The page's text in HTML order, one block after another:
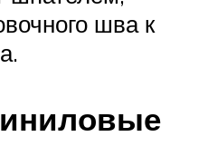
шва к